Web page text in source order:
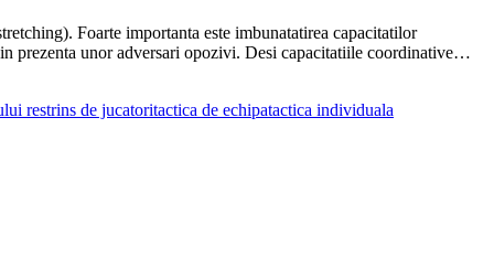
Foarte importanta este imbunatatirea capacitatilor
prezenta unor adversari opozivi. Desi capacitatiile coordinative…
restrins de jucatoritactica de echipatactica individuala